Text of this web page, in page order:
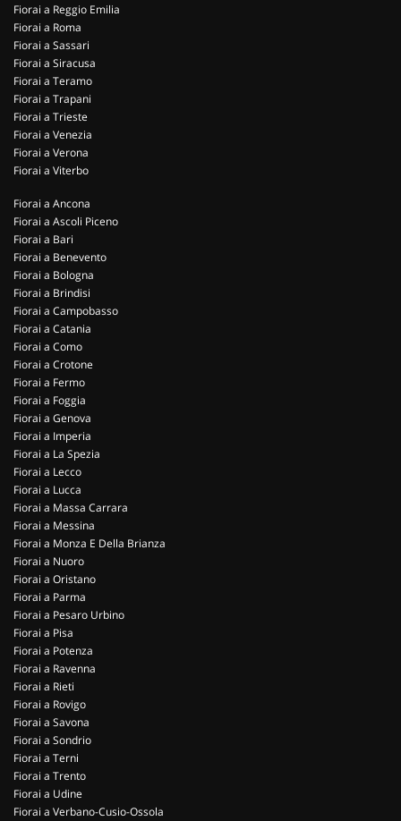
Fiorai a Reggio Emilia
Fiorai a Roma
Fiorai a Sassari
Fiorai a Siracusa
Fiorai a Teramo
Fiorai a Trapani
Fiorai a Trieste
Fiorai a Venezia
Fiorai a Verona
Fiorai a Viterbo
Fiorai a Ancona
Fiorai a Ascoli Piceno
Fiorai a Bari
Fiorai a Benevento
Fiorai a Bologna
Fiorai a Brindisi
Fiorai a Campobasso
Fiorai a Catania
Fiorai a Como
Fiorai a Crotone
Fiorai a Fermo
Fiorai a Foggia
Fiorai a Genova
Fiorai a Imperia
Fiorai a La Spezia
Fiorai a Lecco
Fiorai a Lucca
Fiorai a Massa Carrara
Fiorai a Messina
Fiorai a Monza E Della Brianza
Fiorai a Nuoro
Fiorai a Oristano
Fiorai a Parma
Fiorai a Pesaro Urbino
Fiorai a Pisa
Fiorai a Potenza
Fiorai a Ravenna
Fiorai a Rieti
Fiorai a Rovigo
Fiorai a Savona
Fiorai a Sondrio
Fiorai a Terni
Fiorai a Trento
Fiorai a Udine
Fiorai a Verbano-Cusio-Ossola